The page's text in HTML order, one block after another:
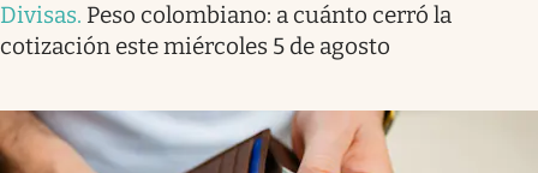
Divisas. Peso colombiano: a cuánto cerró la
cotización este miércoles 5 de agosto